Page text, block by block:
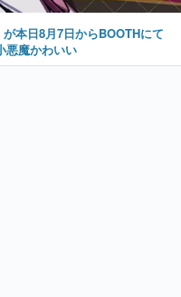
本日8月7日からBOOTHにて
悪魔かわいい